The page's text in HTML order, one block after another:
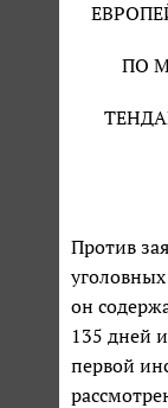
ПО
Против
он
135 дней
первой